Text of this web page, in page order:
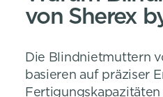
von Sherex
Die Blindnietmuttern
basieren auf präziser